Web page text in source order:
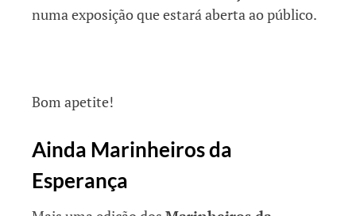
numa exposição que estará aberta ao público.
Bom apetite!
Ainda Marinheiros da
Esperança